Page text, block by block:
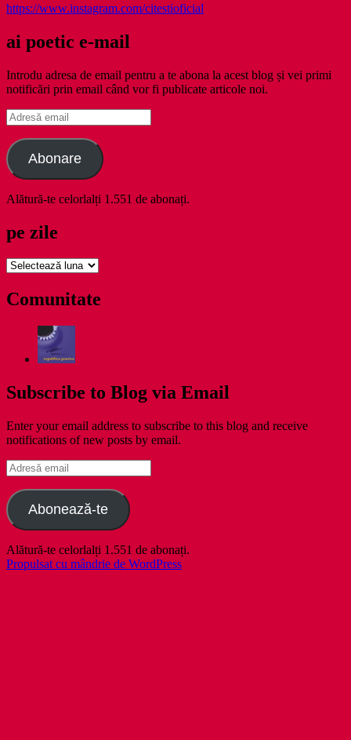
https://www.instagram.com/citestioficial
ai poetic e-mail
Introdu adresa de email pentru a te abona la acest blog și vei primi
notificări prin email când vor fi publicate articole noi.
Adresă
email
Abonare
Alătură-te celorlalți 1.551 de abonați.
pe zile
pe
Comunitate
Subscribe to Blog via Email
Enter your email address to subscribe to this blog and receive
notifications of new posts by email.
Adresă
email
Abonează-te
Alătură-te celorlalți 1.551 de abonați.
Propulsat cu mândrie de WordPress